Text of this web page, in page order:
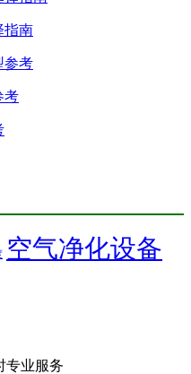
指南
考
空气净化设备
专业服务